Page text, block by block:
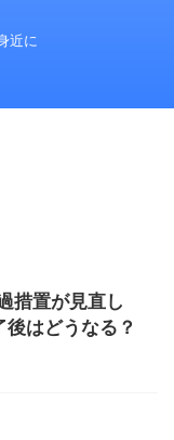
近に
措置が見直し
はどうなる？